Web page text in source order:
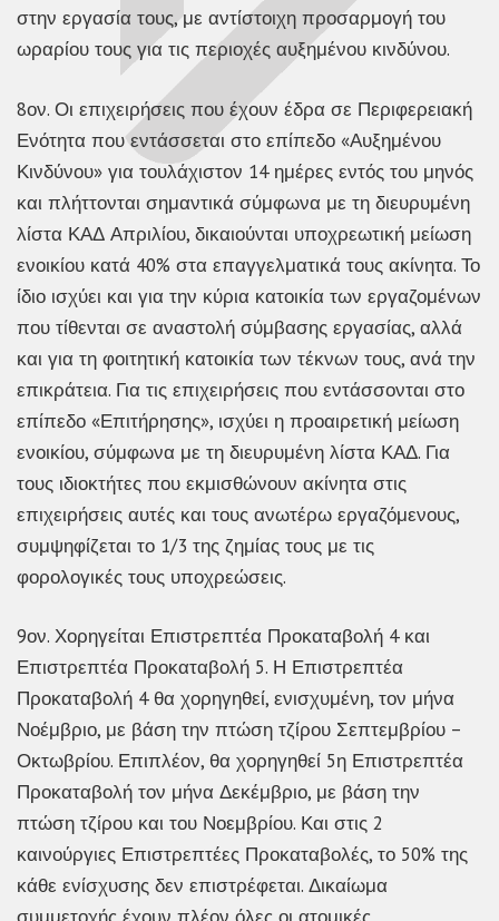
στην εργασία τους, με αντίστοιχη προσαρμογή του
ωραρίου τους για τις περιοχές αυξημένου κινδύνου.
8ον. Οι επιχειρήσεις που έχουν έδρα σε Περιφερειακή
Ενότητα που εντάσσεται στο επίπεδο «Αυξημένου
Κινδύνου» για τουλάχιστον 14 ημέρες εντός του μηνός
και πλήττονται σημαντικά σύμφωνα με τη διευρυμένη
λίστα ΚΑΔ Απριλίου, δικαιούνται υποχρεωτική μείωση
ενοικίου κατά 40% στα επαγγελματικά τους ακίνητα. Το
ίδιο ισχύει και για την κύρια κατοικία των εργαζομένων
που τίθενται σε αναστολή σύμβασης εργασίας, αλλά
και για τη φοιτητική κατοικία των τέκνων τους, ανά την
επικράτεια. Για τις επιχειρήσεις που εντάσσονται στο
επίπεδο «Επιτήρησης», ισχύει η προαιρετική μείωση
ενοικίου, σύμφωνα με τη διευρυμένη λίστα ΚΑΔ. Για
τους ιδιοκτήτες που εκμισθώνουν ακίνητα στις
επιχειρήσεις αυτές και τους ανωτέρω εργαζόμενους,
συμψηφίζεται το 1/3 της ζημίας τους με τις
φορολογικές τους υποχρεώσεις.
9ον. Χορηγείται Επιστρεπτέα Προκαταβολή 4 και
Επιστρεπτέα Προκαταβολή 5. Η Επιστρεπτέα
Προκαταβολή 4 θα χορηγηθεί, ενισχυμένη, τον μήνα
Νοέμβριο, με βάση την πτώση τζίρου Σεπτεμβρίου –
Οκτωβρίου. Επιπλέον, θα χορηγηθεί 5η Επιστρεπτέα
Προκαταβολή τον μήνα Δεκέμβριο, με βάση την
πτώση τζίρου και του Νοεμβρίου. Και στις 2
καινούργιες Επιστρεπτέες Προκαταβολές, το 50% της
κάθε ενίσχυσης δεν επιστρέφεται. Δικαίωμα